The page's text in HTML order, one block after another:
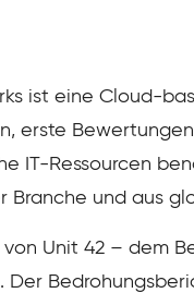
ist eine Cloud-
erste
IT-Ressourcen
Branche und aus
Unit 42 – dem